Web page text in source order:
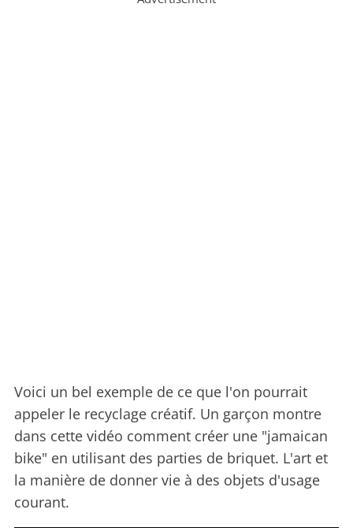
Voici un bel exemple de ce que l'on pourrait
appeler le recyclage créatif. Un garçon montre
dans cette vidéo comment créer une "jamaican
bike" en utilisant des parties de briquet. L'art et
la manière de donner vie à des objets d'usage
courant.